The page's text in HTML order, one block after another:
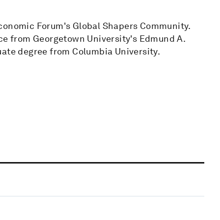
Forum's Global Shapers Community.
from Georgetown University's Edmund A.
degree from Columbia University.